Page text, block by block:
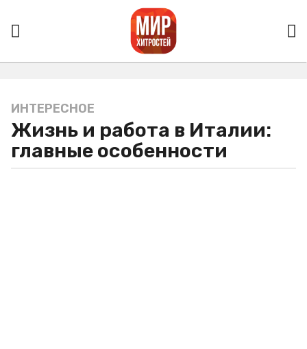
5
л
т
ИНТЕРЕСНОЕ
Жизнь и работа в Италии:
главные особенности